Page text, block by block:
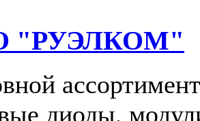
"РУЭЛКОМ"
диоды,